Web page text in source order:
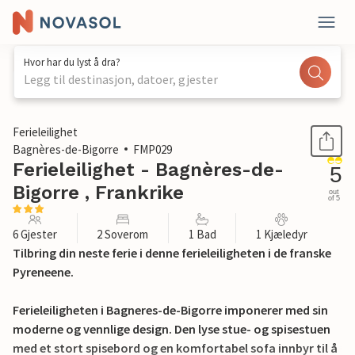
Hvor har du lyst å dra?
Legg til destinasjon, datoer, gjester
1 / 17
Ferieleilighet
Bagnères-de-Bigorre
FMP029
Ferieleilighet - Bagnères-de-
Bigorre , Frankrike
5
out
of 5
6 Gjester 2 Soverom 1 Bad 1 Kjæledyr
Tilbring din neste ferie i denne ferieleiligheten i de franske
Pyreneene.
Ferieleiligheten i Bagneres-de-Bigorre imponerer med sin
moderne og vennlige design. Den lyse stue- og spisestuen
med et stort spisebord og en komfortabel sofa innbyr til å